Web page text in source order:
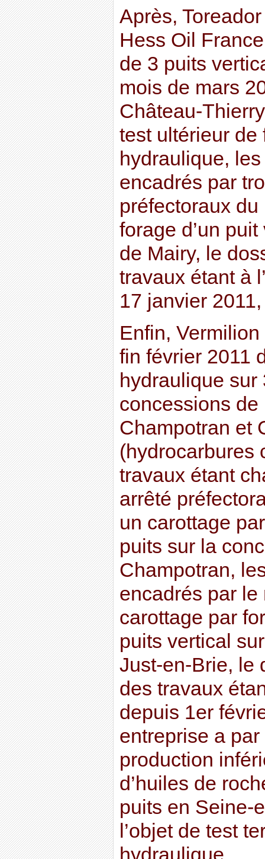
Après,
Hess Oil
de 3 puits
mois de mars
Château-
test ultérieur de
hydraulique,
encadrés par
préfectoraux
forage d’un
de Mairy, le
travaux étant à
17 janvier 2011,
Enfin,
fin février 2011
hydraulique
concessions
Champotran et
(hydrocarbures
travaux étant
arrêté
un carottage
puits sur la
Champotran,
encadrés par le
carottage par
puits vertical
Just-en-Brie, le
des travaux
depuis 1er
entreprise a
production
d’huiles de
puits en Seine-
l’objet de test
hydraulique.